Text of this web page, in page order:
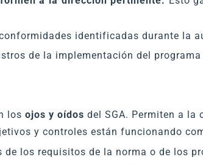
identificadas durante la
de la implementación del
los ojos y oídos del SGA. Permiten a la
y controles están funcionando
de los requisitos de la norma o de los